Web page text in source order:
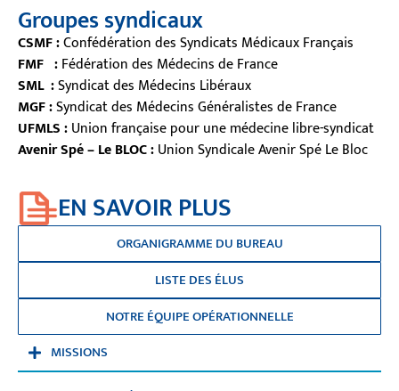
Groupes syndicaux
CSMF:Confédération des Syndicats Médicaux Français
FMF :Fédération des Médecins de France
SML:Syndicat des Médecins Libéraux
MGF :Syndicat des Médecins Généralistes de France
UFMLS :Union française pour une médecine libre-syndicat
Avenir Spé – Le BLOC :Union Syndicale Avenir Spé Le Bloc
EN SAVOIR PLUS
ORGANIGRAMME DU BUREAU
LISTE DES ÉLUS
NOTRE ÉQUIPE OPÉRATIONNELLE
MISSIONS